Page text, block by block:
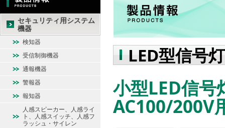
LED型信号灯
小型LED信
AC100/200V
セキュリティ用システム
機器
検知器
受信制御機器
通報機器
警報器
報知器
人感スピーカー、人感ライ
ト、人感スイッチ、人感フ
ラッシュ・サイレン